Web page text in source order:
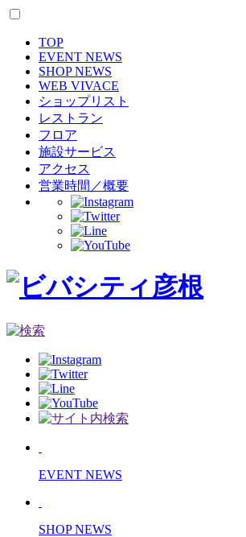
TOP
EVENT NEWS
SHOP NEWS
WEB VIVACE
ショップリスト
レストラン
フロア
施設サービス
アクセス
営業時間／概要
EVENT NEWS
SHOP NEWS